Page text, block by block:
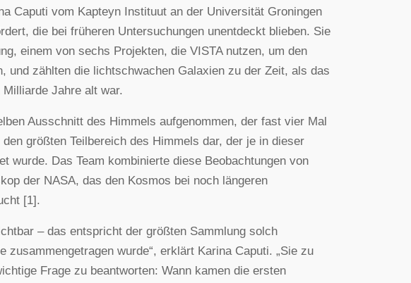
Caputi vom Kapteyn Instituut an der Universität Groningen
die bei früheren Untersuchungen unentdeckt blieben. Sie
einem von sechs Projekten, die VISTA nutzen, um den
und zählten die lichtschwachen Galaxien zu der Zeit, als das
Jahre alt war.
Ausschnitt des Himmels aufgenommen, der fast vier Mal
größten Teilbereich des Himmels dar, der je in dieser
wurde. Das Team kombinierte diese Beobachtungen von
der NASA, das den Kosmos bei noch längeren
[1].
– das entspricht der größten Sammlung solch
wurde“, erklärt Karina Caputi. „Sie zu
Frage zu beantworten: Wann kamen die ersten